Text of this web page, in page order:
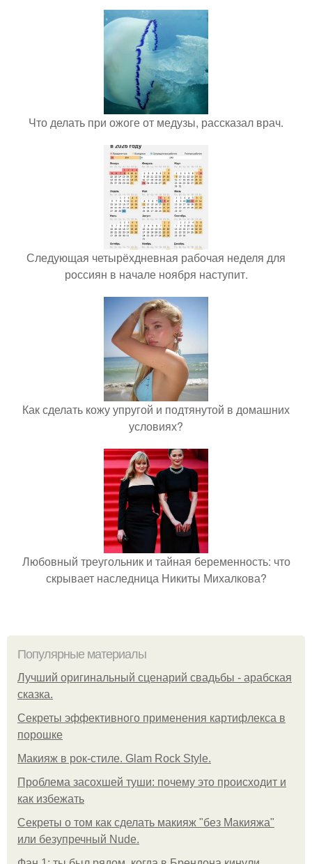
Что делать при ожоге от медузы, рассказал врач.
Следующая четырёхдневная рабочая неделя для
россиян в начале ноября наступит.
Как сделать кожу упругой и подтянутой в домашних
условиях?
Любовный треугольник и тайная беременность: что
скрывает наследница Никиты Михалкова?
Популярные материалы
Лучший оригинальный сценарий свадьбы - арабская
сказка.
Секреты эффективного применения картифлекса в
порошке
Макияж в рок-стиле. Glam Rock Style.
Проблема засохшей туши: почему это происходит и
как избежать
Секреты о том как сделать макияж "без Макияжа"
или безупречный Nude.